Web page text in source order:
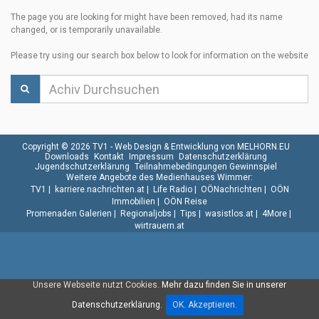
The page you are looking for might have been removed, had its name
changed, or is temporarily unavailable.
Please try using our search box below to look for information on the website
Unsere Webseite nutzt Cookies. Mehr dazu finden Sie in unserer
Datenschutzerklärung.
OK. Akzeptieren.
Copyright © 2026 TV1 - Web Design & Entwicklung von MELHORN.EU
Downloads
Kontakt Impressum
Datenschutzerklärung
Jugendschutzerklärung Teilnahmebedingungen Gewinnspiel
Weitere Angebote des Medienhauses Wimmer:
TV1
karriere.nachrichten.at| Life Radio| OÖNachrichten
OÖN
Immobilien
OÖN Reise
Promenaden Galerien
Regionaljobs Tips wasistlos.at| 4More|
wirtrauern.at